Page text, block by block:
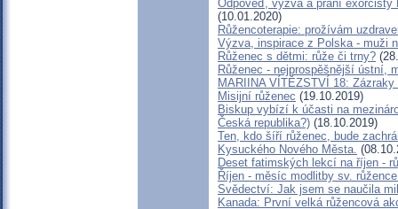
Odpověď, výzva a přání exorcisty
(10.01.2020)
Růžencoterapie: prožívám
Výzva, inspirace z Polska - muži
Růženec s dětmi: růže či trny?
Růženec - nejprospěšnější ústní,
MARIINA VÍTĚZSTVÍ 18:
Misijní růženec (19.10.2019)
Biskup vybízí k účasti na
Česká republika?) (18.10.2019)
Ten, kdo šíří růženec, bude
Kysuckého Nového Města.
Deset fatimských lekcí na říjen -
Říjen - měsíc modlitby sv.
Svědectví: Jak jsem se naučila
Kanada: První velká růžencová